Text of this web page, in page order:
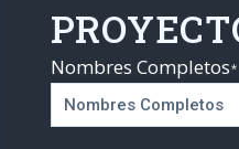
Nombres Completos*